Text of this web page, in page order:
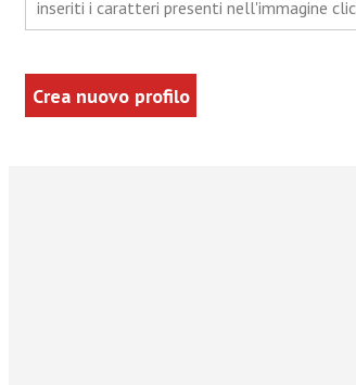
inseriti i caratteri presenti nell'immagine